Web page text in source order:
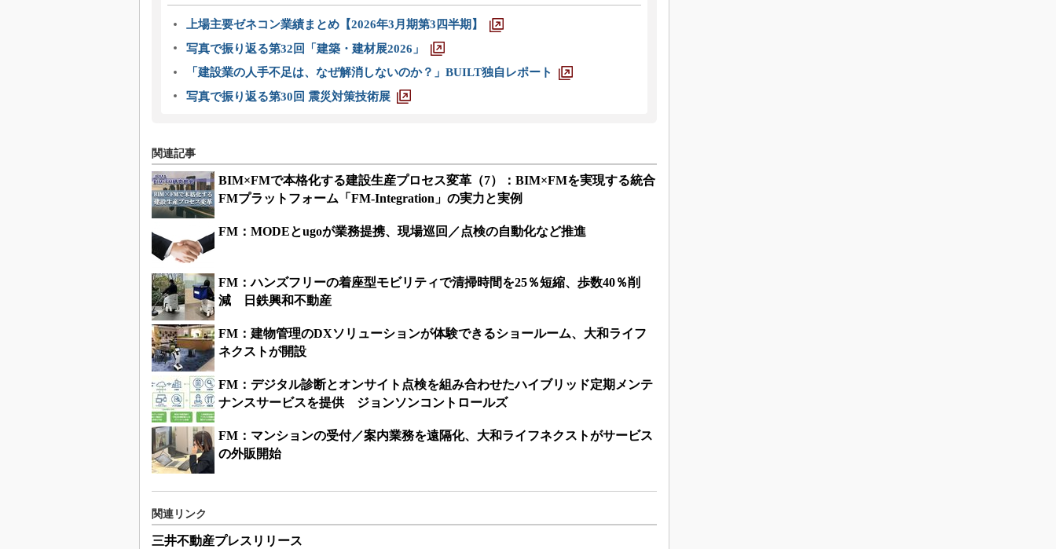
上場主要ゼネコン業績まとめ【2026年3月期第3四半期】
写真で振り返る第32回「建築・建材展2026」
「建設業の人手不足は、なぜ解消しないのか？」BUILT独自レポート
写真で振り返る第30回 震災対策技術展
関連記事
BIM×FMで本格化する建設生産プロセス変革（7）：BIM×FMを実現する統合
FMプラットフォーム「FM-Integration」の実力と実例
FM：MODEとugoが業務提携、現場巡回／点検の自動化など推進
FM：ハンズフリーの着座型モビリティで清掃時間を25％短縮、歩数40％削
減 日鉄興和不動産
FM：建物管理のDXソリューションが体験できるショールーム、大和ライフ
ネクストが開設
FM：デジタル診断とオンサイト点検を組み合わせたハイブリッド定期メンテ
ナンスサービスを提供 ジョンソンコントロールズ
FM：マンションの受付／案内業務を遠隔化、大和ライフネクストがサービス
の外販開始
関連リンク
三井不動産プレスリリース